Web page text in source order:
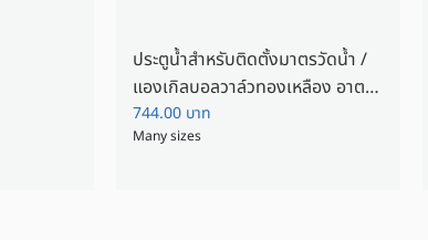
ประตูน้ำสำหรับติดตั้งมาตรวัดน้ำ /
แองเกิลบอลวาล์วทองเหลือง อาตา
โก้
744.00 บาท
Many sizes